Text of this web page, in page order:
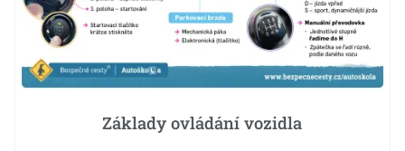
Základy ovládání vozidla